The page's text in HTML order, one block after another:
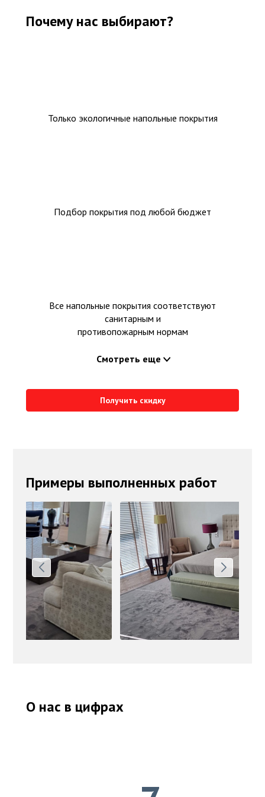
Ковролин оптом
Почему нас выбирают?
Только экологичные напольные покрытия
Подбор покрытия под любой бюджет
Все напольные покрытия соответствуют
санитарным и
противопожарным нормам
Смотреть еще
Получить скидку
Примеры выполненных работ
О нас в цифрах